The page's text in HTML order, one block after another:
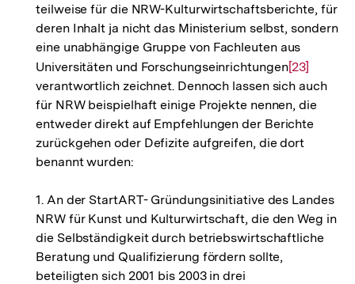
teilweise für die NRW-Kulturwirtschaftsberichte, für
deren Inhalt ja nicht das Ministerium selbst, sondern
eine unabhängige Gruppe von Fachleuten aus
Universitäten und ForschungseinrichtungenZur
Auflösung
der
Fußnote
[23]
verantwortlich zeichnet. Dennoch lassen sich auch
für NRW beispielhaft einige Projekte nennen, die
entweder direkt auf Empfehlungen der Berichte
zurückgehen oder Defizite aufgreifen, die dort
benannt wurden:
1. An der StartART- Gründungsinitiative des Landes
NRW für Kunst und Kulturwirtschaft, die den Weg in
die Selbständigkeit durch betriebswirtschaftliche
Beratung und Qualifizierung fördern sollte,
beteiligten sich 2001 bis 2003 in drei